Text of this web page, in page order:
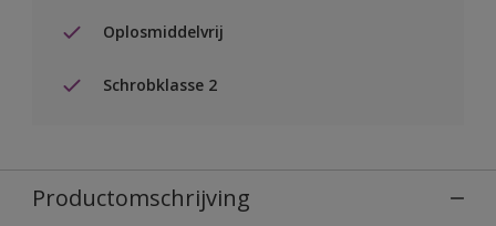
Oplosmiddelvrij
Schrobklasse 2
Productomschrijving